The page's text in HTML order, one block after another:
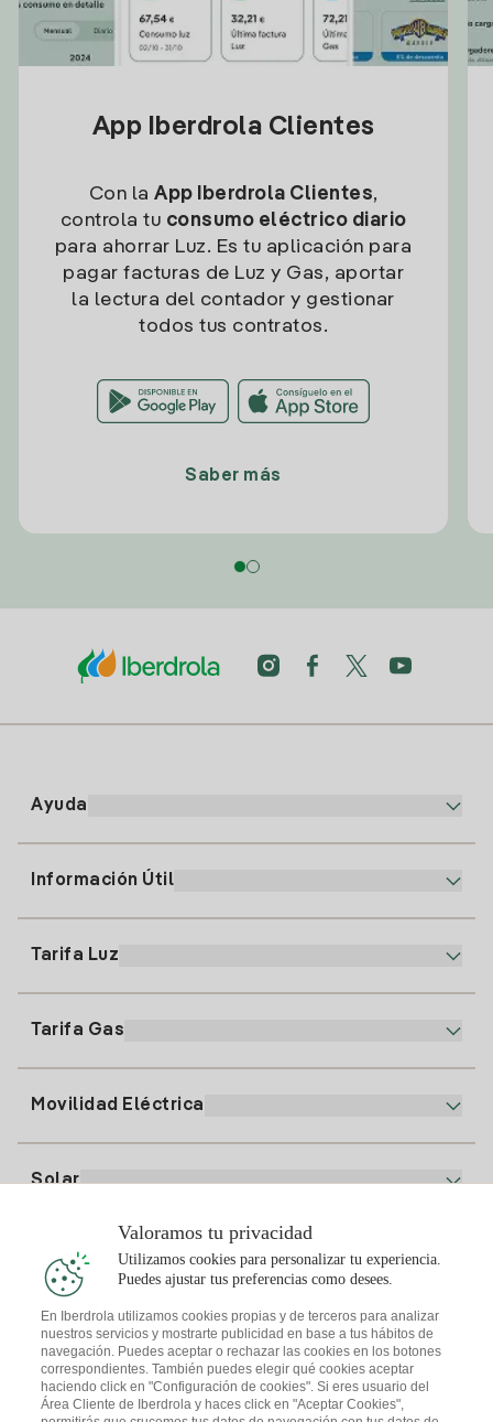
App Iberdrola Clientes
Con la App Iberdrola Clientes,
controla tu consumo eléctrico diario
para ahorrar Luz. Es tu aplicación para
pagar facturas de Luz y Gas, aportar
la lectura del contador y gestionar
todos tus contratos.
Saber más
Ayuda
91 919 52 73
clientes@tuiberdrola.es
Información Útil
Alta Gas
Tarifa Luz
Precio de la luz hoy
Tarifa Gas
Movilidad Eléctrica
Solar
Plan Solar
Simulador Placas Solares
Comunidades Solares
Solar Cloud
Te interesa
Consejos Luz
Consejos Gas
Descarga la App Iberdrola Clientes
Valoramos tu privacidad
Utilizamos cookies para personalizar tu experiencia.
Puedes ajustar tus preferencias como desees.
En Iberdrola utilizamos cookies propias y de terceros para analizar
nuestros servicios y mostrarte publicidad en base a tus hábitos de
navegación. Puedes aceptar o rechazar las cookies en los botones
correspondientes. También puedes elegir qué cookies aceptar
haciendo click en "Configuración de cookies". Si eres usuario del
Área Cliente de Iberdrola y haces click en "Aceptar Cookies",